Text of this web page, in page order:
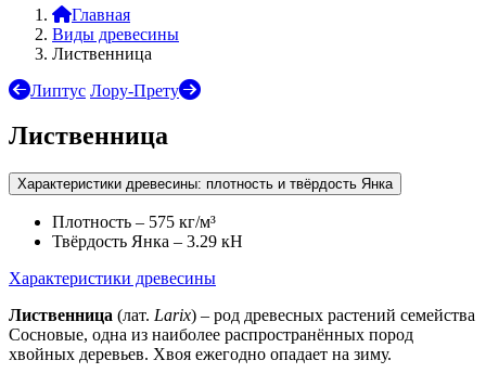
Главная
Виды древесины
Лиственница
Липтус Лору-Прету
Лиственница
Характеристики древесины: плотность и твёрдость Янка
Плотность – 575 кг/м³
Твёрдость Янка – 3.29 кН
Характеристики древесины
Лиственница (лат. Larix) – род древесных растений семейства
Сосновые, одна из наиболее распространённых пород
хвойных деревьев. Хвоя ежегодно опадает на зиму.